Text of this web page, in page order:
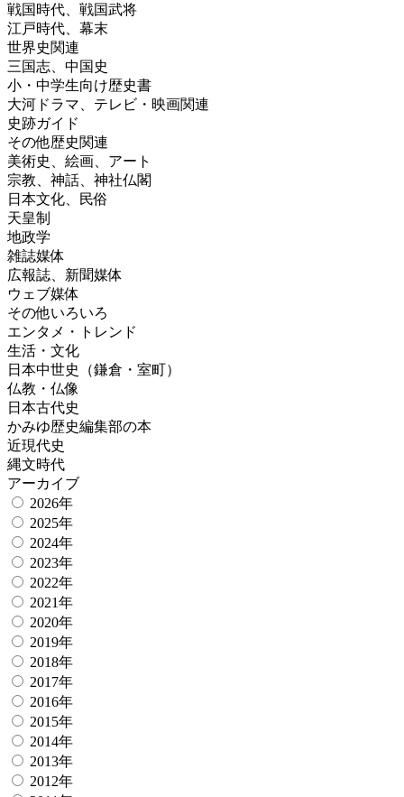
戦国時代、戦国武将
江戸時代、幕末
世界史関連
三国志、中国史
小・中学生向け歴史書
大河ドラマ、テレビ・映画関連
史跡ガイド
その他歴史関連
美術史、絵画、アート
宗教、神話、神社仏閣
日本文化、民俗
天皇制
地政学
雑誌媒体
広報誌、新聞媒体
ウェブ媒体
その他いろいろ
エンタメ・トレンド
生活・文化
日本中世史（鎌倉・室町）
仏教・仏像
日本古代史
かみゆ歴史編集部の本
近現代史
縄文時代
アーカイブ
2026年
2025年
2024年
2023年
2022年
2021年
2020年
2019年
2018年
2017年
2016年
2015年
2014年
2013年
2012年